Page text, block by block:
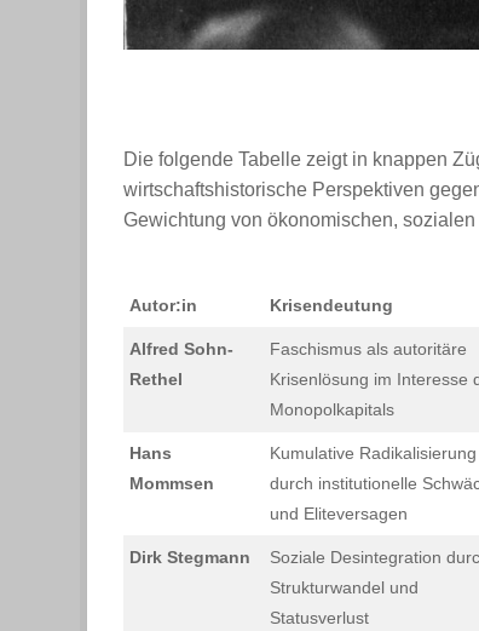
Die folgende Tabelle zeigt in knappen
wirtschaftshistorische Perspektiven
Gewichtung von ökonomischen,
Autor:in Krisendeutung
Alfred Sohn-
Rethel
Faschismus als autoritäre
Krisenlösung im Interesse
Monopolkapitals
Hans
Mommsen
Kumulative Radikalisierung
durch institutionelle
und Eliteversagen
Dirk Stegmann
Soziale Desintegration
Strukturwandel und
Statusverlust